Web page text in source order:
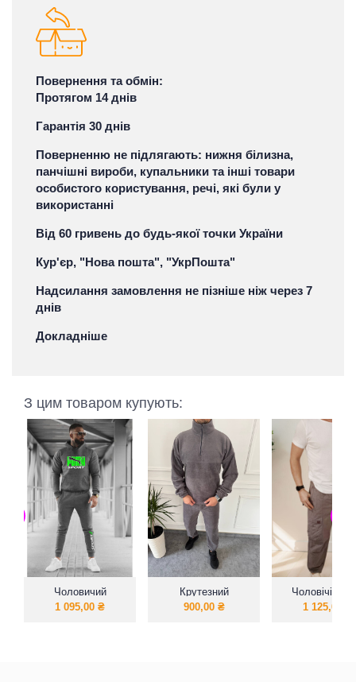
Повернення та обмін:
Протягом 14 днів
Гарантія 30 днів
Поверненню не підлягають: нижня білизна,
панчішні вироби, купальники та інші товари
особистого користування, речі, які були у
використанні
Від 60 гривень до будь-якої точки України
Кур'єр, "Нова пошта", "УкрПошта"
Надсилання замовлення не пізніше ніж через 7
днів
Докладніше
З цим товаром купують:
Чоловичий
спортивний костюм
1 095,00₴
Крутезний
чоловічий флісовий
900,00 ₴
Чоловічі
Карго-
1 125,00